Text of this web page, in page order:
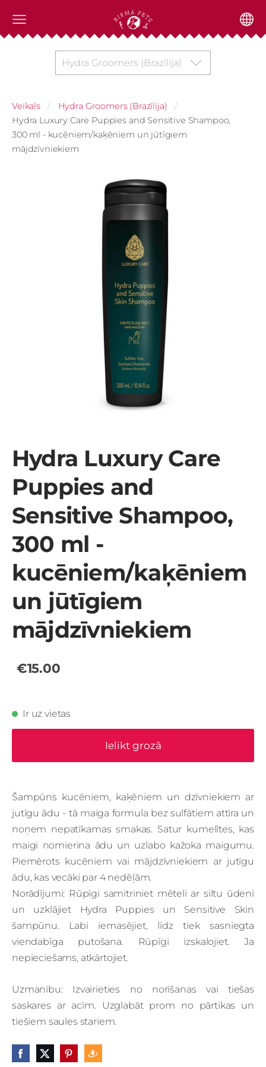
Hydra Groomers (Brazīlija)
Veikals
Hydra Groomers (Brazīlija)
Hydra Luxury Care Puppies and Sensitive Shampoo,
300 ml - kucēniem/kaķēniem un jūtīgiem
mājdzīvniekiem
Hydra Luxury Care
Puppies and
Sensitive Shampoo,
300 ml -
kucēniem/kaķēniem
un jūtīgiem
mājdzīvniekiem
€15.00
Ir uz vietas
Ielikt grozā
Šampūns kucēniem, kaķēniem un dzīvniekiem ar
jutīgu ādu - tā maiga formula bez sulfātiem attīra un
noņem nepatīkamas smakas. Satur kumelītes, kas
maigi nomierina ādu un uzlabo kažoka maigumu.
Piemērots kucēniem vai mājdzīvniekiem ar jutīgu
ādu, kas vecāki par 4 nedēļām.
Norādījumi: Rūpīgi samitriniet mēteli ar siltu ūdeni
un uzklājiet Hydra Puppies un Sensitive Skin
šampūnu.
Labi iemasējiet, līdz tiek sasniegta
viendabīga putošana.
Rūpīgi izskalojiet.
Ja
nepieciešams, atkārtojiet.
Uzmanību: Izvairieties no norīšanas vai tiešas
saskares ar acīm.
Uzglabāt prom no pārtikas un
tiešiem saules stariem.